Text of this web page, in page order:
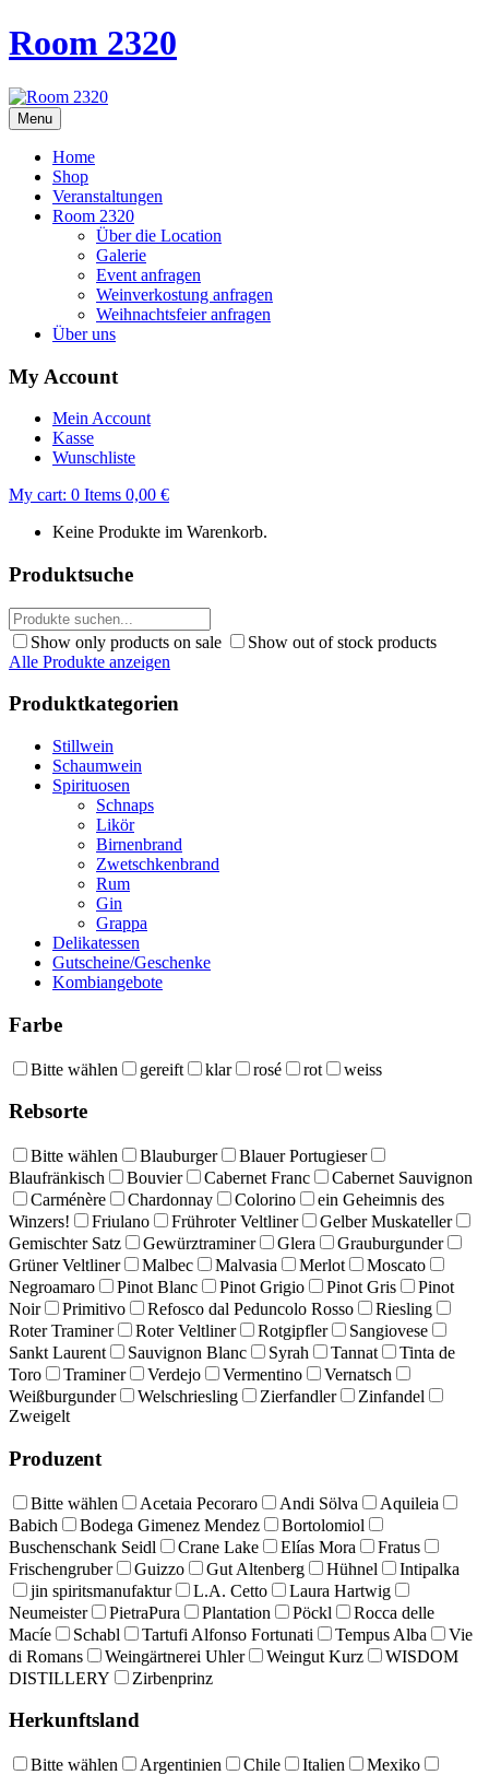
Room 2320
Menu
Home
Shop
Veranstaltungen
Room 2320
Über die Location
Galerie
Event anfragen
Weinverkostung anfragen
Weihnachtsfeier anfragen
Über uns
My Account
Mein Account
Kasse
Wunschliste
My cart: 0 Items 0,00 €
Keine Produkte im Warenkorb.
Produktsuche
Show only products on sale
Show out of stock products
Alle Produkte anzeigen
Produktkategorien
Stillwein
Schaumwein
Spirituosen
Schnaps
Likör
Birnenbrand
Zwetschkenbrand
Rum
Gin
Grappa
Delikatessen
Gutscheine/Geschenke
Kombiangebote
Farbe
Bitte wählen gereift klar rosé rot weiss
Rebsorte
Bitte wählen Blauburger
Blauer Portugieser
Blaufränkisch
Bouvier Cabernet Franc
Cabernet Sauvignon
Carménère
Chardonnay Colorino
ein Geheimnis des
Winzers!
Friulano Frühroter Veltliner
Gelber Muskateller
Gemischter Satz
Gewürztraminer Glera
Grauburgunder
Grüner Veltliner
Malbec Malvasia Merlot
Moscato
Negroamaro
Pinot Blanc Pinot Grigio Pinot Gris
Pinot
Noir
Primitivo Refosco dal Peduncolo Rosso
Riesling
Roter Traminer
Roter Veltliner Rotgipfler
Sangiovese
Sankt Laurent
Sauvignon Blanc Syrah Tannat
Tinta de
Toro
Traminer Verdejo Vermentino
Vernatsch
Weißburgunder
Welschriesling Zierfandler
Zinfandel
Zweigelt
Produzent
Bitte wählen Acetaia Pecoraro Andi Sölva
Aquileia
Babich
Bodega Gimenez Mendez
Bortolomiol
Buschenschank Seidl
Crane Lake Elías Mora
Fratus
Frischengruber
Guizzo Gut Altenberg Hühnel
Intipalka
jin spiritsmanufaktur
L.A. Cetto
Laura Hartwig
Neumeister
PietraPura Plantation Pöckl
Rocca delle
Macíe
Schabl Tartufi Alfonso Fortunati Tempus Alba
Vie
di Romans
Weingärtnerei Uhler Weingut Kurz
WISDOM
DISTILLERY
Zirbenprinz
Herkunftsland
Bitte wählen Argentinien Chile Italien
Mexiko